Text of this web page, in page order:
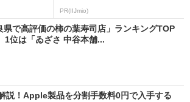
PR(IIJmio)
県で高評価の柿の葉寿司店」ランキングTOP
位は「ゐざさ 中谷本舗...
説！Apple製品を分割手数料0円で入手する